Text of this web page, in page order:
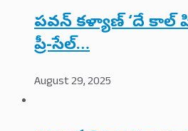
పవన్ కళ్యాణ్ ‘దే
ప్రీ-సేల్…
August 29, 2025